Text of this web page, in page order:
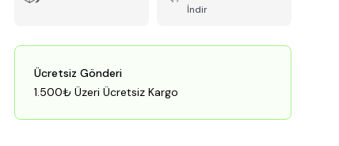
İndir
Ücretsiz Gönderi
1.500₺ Üzeri Ücretsiz Kargo